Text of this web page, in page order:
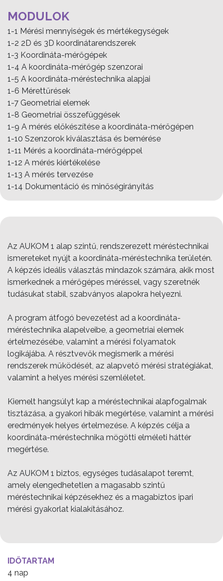
MODULOK
1-1 Mérési mennyiségek és mértékegységek
1-2 2D és 3D koordinátarendszerek
1-3 Koordináta-mérőgépek
1-4 A koordináta-mérőgép szenzorai
1-5 A koordináta-méréstechnika alapjai
1-6 Mérettűrések
1-7 Geometriai elemek
1-8 Geometriai összefüggések
1-9 A mérés előkészítése a koordináta-mérőgépen
1-10 Szenzorok kiválasztása és bemérése
1-11 Mérés a koordináta-mérőgéppel
1-12 A mérés kiértékelése
1-13 A mérés tervezése
1-14 Dokumentáció és minőségirányítás
Az AUKOM 1 alap szintű, rendszerezett méréstechnikai
ismereteket nyújt a koordináta-méréstechnika területén.
A képzés ideális választás mindazok számára, akik most
ismerkednek a mérőgépes méréssel, vagy szeretnék
tudásukat stabil, szabványos alapokra helyezni.
A program átfogó bevezetést ad a koordináta-
méréstechnika alapelveibe, a geometriai elemek
értelmezésébe, valamint a mérési folyamatok
logikájába. A résztvevők megismerik a mérési
rendszerek működését, az alapvető mérési stratégiákat,
valamint a helyes mérési szemléletet.
Kiemelt hangsúlyt kap a méréstechnikai alapfogalmak
tisztázása, a gyakori hibák megértése, valamint a mérési
eredmények helyes értelmezése. A képzés célja a
koordináta-méréstechnika mögötti elméleti háttér
megértése.
Az AUKOM 1 biztos, egységes tudásalapot teremt,
amely elengedhetetlen a magasabb szintű
méréstechnikai képzésekhez és a magabiztos ipari
mérési gyakorlat kialakításához.
IDŐTARTAM
4 nap